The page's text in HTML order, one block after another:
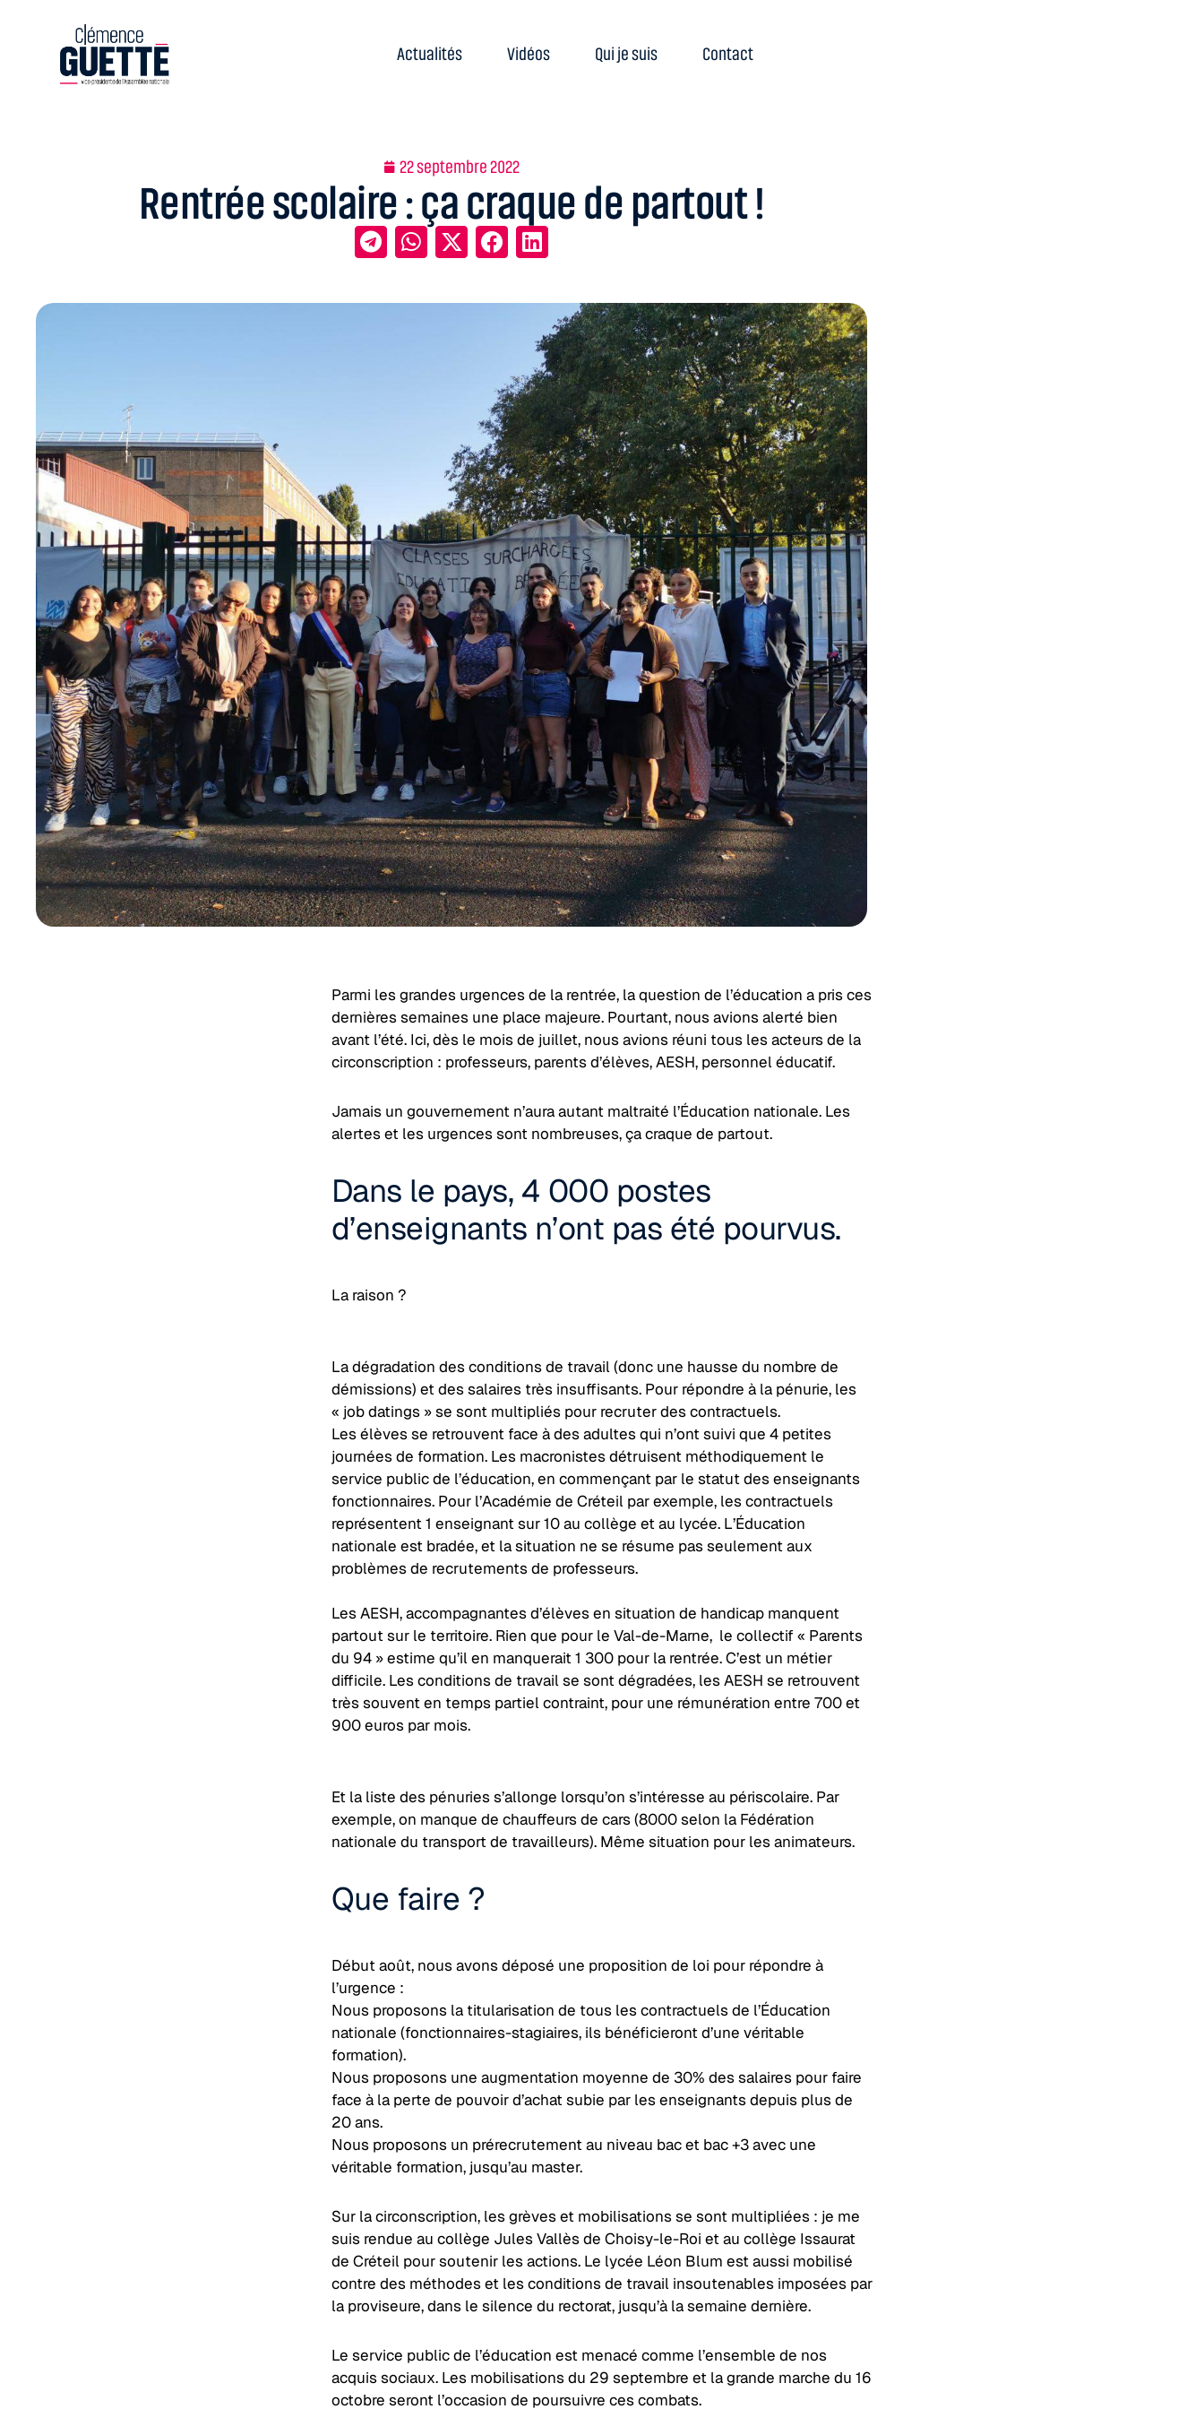
Actualités Vidéos Qui je suis Contact
22 septembre 2022
Rentrée scolaire : ça craque de partout !
Parmi les grandes urgences de la rentrée, la question de l’éducation a pris ces
dernières semaines une place majeure. Pourtant, nous avions alerté bien
avant l’été. Ici, dès le mois de juillet, nous avions réuni tous les acteurs de la
circonscription : professeurs, parents d’élèves, AESH, personnel éducatif.
Jamais un gouvernement n’aura autant maltraité l’Éducation nationale. Les
alertes et les urgences sont nombreuses, ça craque de partout.
Dans le pays, 4 000 postes
d’enseignants n’ont pas été pourvus.
La raison ?
La dégradation des conditions de travail (donc une hausse du nombre de
démissions) et des salaires très insuffisants. Pour répondre à la pénurie, les
« job datings » se sont multipliés pour recruter des contractuels.
Les élèves se retrouvent face à des adultes qui n’ont suivi que 4 petites
journées de formation. Les macronistes détruisent méthodiquement le
service public de l’éducation, en commençant par le statut des enseignants
fonctionnaires. Pour l’Académie de Créteil par exemple, les contractuels
représentent 1 enseignant sur 10 au collège et au lycée. L’Éducation
nationale est bradée, et la situation ne se résume pas seulement aux
problèmes de recrutements de professeurs.
Les AESH, accompagnantes d’élèves en situation de handicap manquent
partout sur le territoire. Rien que pour le Val-de-Marne, le collectif « Parents
du 94 » estime qu’il en manquerait 1 300 pour la rentrée. C’est un métier
difficile. Les conditions de travail se sont dégradées, les AESH se retrouvent
très souvent en temps partiel contraint, pour une rémunération entre 700 et
900 euros par mois.
Et la liste des pénuries s’allonge lorsqu’on s’intéresse au périscolaire. Par
exemple, on manque de chauffeurs de cars (8000 selon la Fédération
nationale du transport de travailleurs). Même situation pour les animateurs.
Que faire ?
Début août, nous avons déposé une proposition de loi pour répondre à
l’urgence :
Nous proposons la titularisation de tous les contractuels de l’Éducation
nationale (fonctionnaires-stagiaires, ils bénéficieront d’une véritable
formation).
Nous proposons une augmentation moyenne de 30% des salaires pour faire
face à la perte de pouvoir d’achat subie par les enseignants depuis plus de
20 ans.
Nous proposons un prérecrutement au niveau bac et bac +3 avec une
véritable formation, jusqu’au master.
Sur la circonscription, les grèves et mobilisations se sont multipliées : je me
suis rendue au collège Jules Vallès de Choisy-le-Roi et au collège Issaurat
de Créteil pour soutenir les actions. Le lycée Léon Blum est aussi mobilisé
contre des méthodes et les conditions de travail insoutenables imposées par
la proviseure, dans le silence du rectorat, jusqu’à la semaine dernière.
Le service public de l’éducation est menacé comme l’ensemble de nos
acquis sociaux. Les mobilisations du 29 septembre et la grande marche du 16
octobre seront l’occasion de poursuivre ces combats.